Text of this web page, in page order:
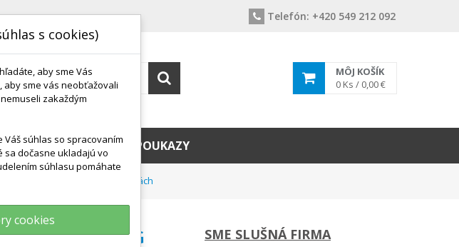
Telefón: +420 549 212 092
MÔJ KOŠÍK
0 Ks / 0,00 €
DARČEKOVÉ POUKAZY
- Dve Veľkosti V Rôznych Farbách
gymnastika MG SME SLUŠNÁ FIRMA
s cookies)
aby sme Vás
aby sme vás neobťažovali
zakaždým
súhlas so spracovaním
sa dočasne ukladajú vo
súhlasu pomáhate
cookies